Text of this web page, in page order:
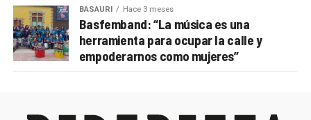
BASAURI Hace 3 meses
Basfemband: “La música es una
herramienta para ocupar la calle y
empoderarnos como mujeres”